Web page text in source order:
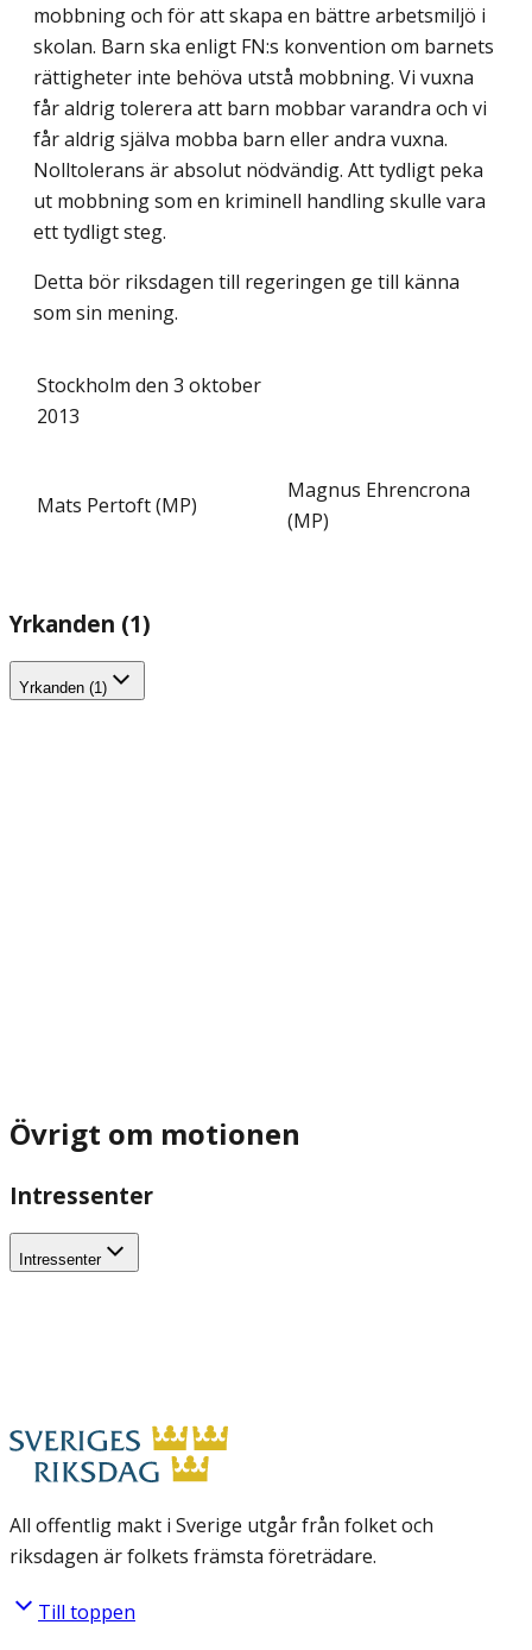
mobbning och för att skapa en bättre arbetsmiljö i
skolan. Barn ska enligt FN:s konvention om barnets
rättigheter inte behöva utstå mobbning. Vi vuxna
får aldrig tolerera att barn mobbar varandra och vi
får aldrig själva mobba barn eller andra vuxna.
Nolltolerans är absolut nödvändig. Att tydligt peka
ut mobbning som en kriminell handling skulle vara
ett tydligt steg.
Detta bör riksdagen till regeringen ge till känna
som sin mening.
Stockholm den 3 oktober
2013
Mats Pertoft (MP)
Magnus Ehrencrona
(MP)
Yrkanden (1)
Yrkanden (1)
Övrigt om motionen
Intressenter
Intressenter
All offentlig makt i Sverige utgår från folket och
riksdagen är folkets främsta företrädare.
Till toppen